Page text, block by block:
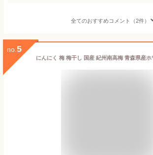
全てのおすすめコメント（2件）
no. 5